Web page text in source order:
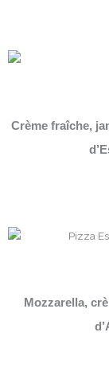
Crème fraîche,
Mozzarella,